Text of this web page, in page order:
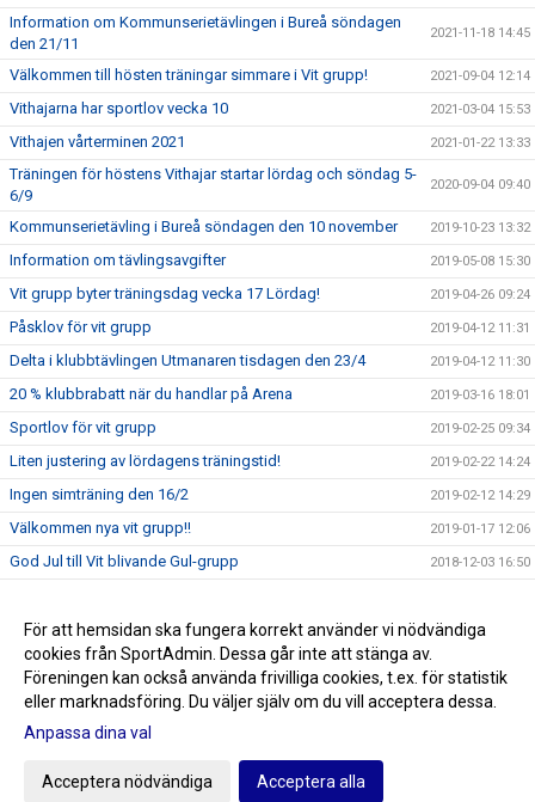
Information om Kommunserietävlingen i Bureå söndagen
den 21/11
2021-11-18 14:45
Välkommen till hösten träningar simmare i Vit grupp! 2021-09-04 12:14
Vithajarna har sportlov vecka 10 2021-03-04 15:53
Vithajen vårterminen 2021 2021-01-22 13:33
Träningen för höstens Vithajar startar lördag och söndag 5-
6/9
2020-09-04 09:40
Kommunserietävling i Bureå söndagen den 10 november 2019-10-23 13:32
Information om tävlingsavgifter 2019-05-08 15:30
Vit grupp byter träningsdag vecka 17 Lördag! 2019-04-26 09:24
Påsklov för vit grupp 2019-04-12 11:31
Delta i klubbtävlingen Utmanaren tisdagen den 23/4 2019-04-12 11:30
20 % klubbrabatt när du handlar på Arena 2019-03-16 18:01
Sportlov för vit grupp 2019-02-25 09:34
Liten justering av lördagens träningstid! 2019-02-22 14:24
Ingen simträning den 16/2 2019-02-12 14:29
Välkommen nya vit grupp!! 2019-01-17 12:06
God Jul till Vit blivande Gul-grupp 2018-12-03 16:50
Ingen träning den 7/10 2018-10-01 10:42
Simträningar för vit grupp 2018-09-06 13:18
Gå till Webbversion
För att hemsidan ska fungera korrekt använder vi nödvändiga
cookies från SportAdmin. Dessa går inte att stänga av.
Föreningen kan också använda frivilliga cookies, t.ex. för statistik
eller marknadsföring. Du väljer själv om du vill acceptera dessa.
Anpassa dina val
Acceptera nödvändiga Acceptera alla